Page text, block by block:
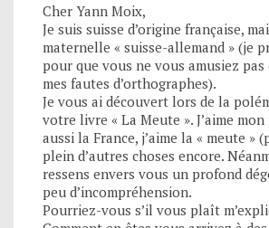
Cher Yann Moix,
Je suis suisse d’origine française,
maternelle « suisse-allemand » (je
pour que vous ne vous amusiez pas
mes fautes d’orthographes).
Je vous ai découvert lors de la
votre livre « La Meute ». J’aime mon
aussi la France, j’aime la « meute »
plein d’autres choses encore.
ressens envers vous un profond
peu d’incompréhension.
Pourriez-vous s’il vous plaît